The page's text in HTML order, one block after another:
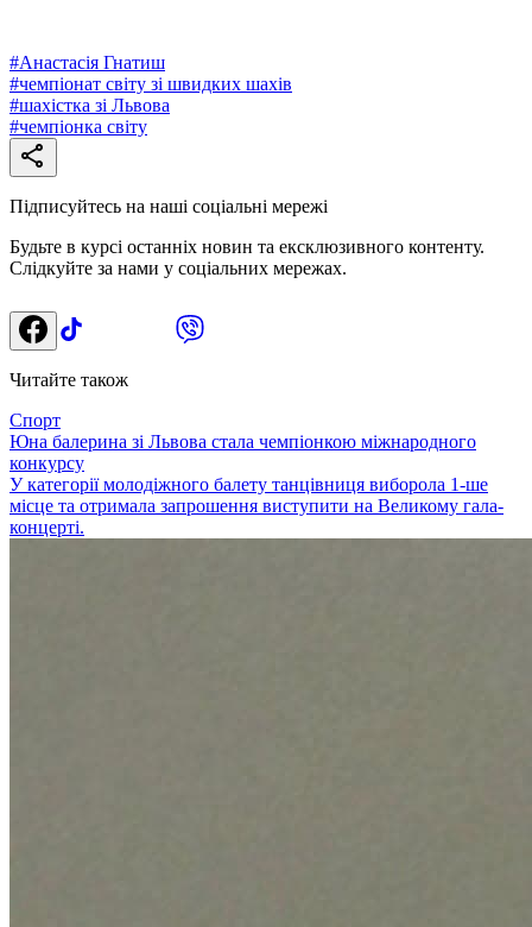
#Анастасія Гнатиш
#чемпіонат світу зі швидких шахів
#шахістка зі Львова
#чемпіонка світу
Підписуйтесь на наші соціальні мережі
Будьте в курсі останніх новин та ексклюзивного контенту.
Слідкуйте за нами у соціальних мережах.
Читайте також
Спорт
Юна балерина зі Львова стала чемпіонкою міжнародного
конкурсу
У категорії молодіжного балету танцівниця виборола 1-ше
місце та отримала запрошення виступити на Великому гала-
концерті.